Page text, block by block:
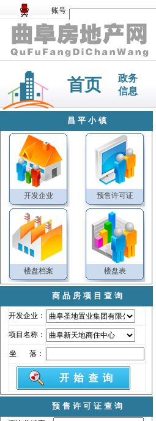
账号
首页
政务
信息
昌平小镇
开发企业 预售许可证
楼盘档案 楼盘表
商品房项目查询
开发企业：
项目名称：
坐 落：
预售许可证查询